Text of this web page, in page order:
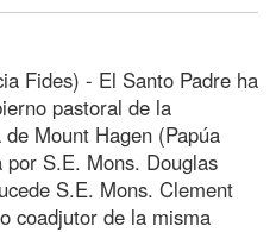
Fides) - El Santo Padre ha
pastoral de la
Mount Hagen (Papúa
S.E. Mons. Douglas
S.E. Mons. Clement
coadjutor de la misma